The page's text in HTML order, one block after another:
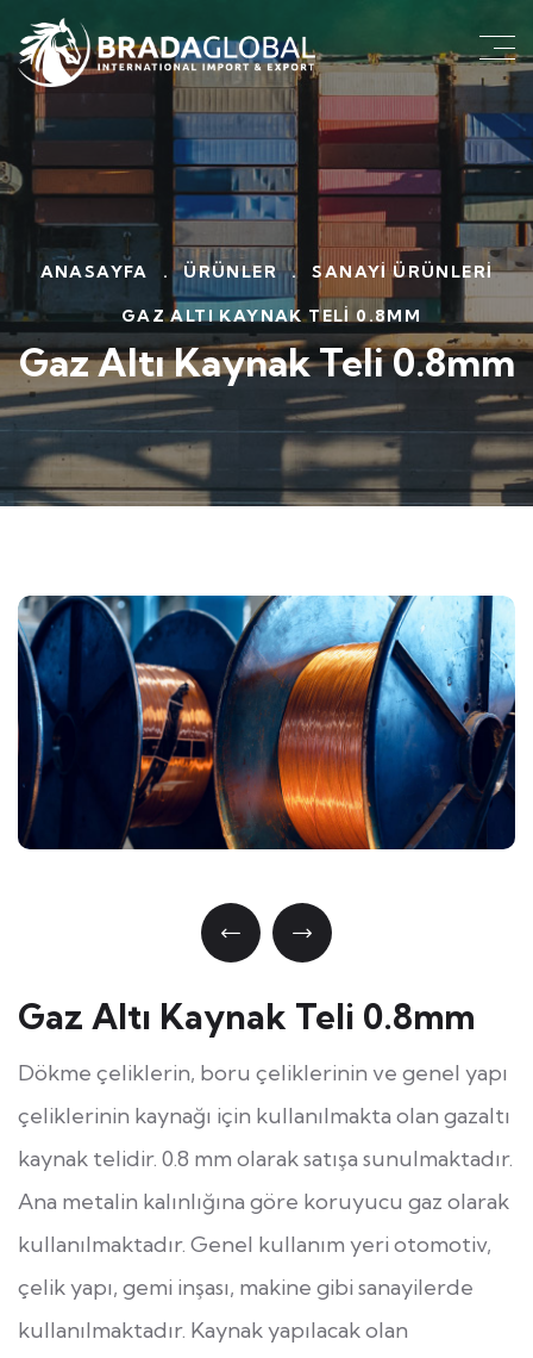
ANASAYFA . ÜRÜNLER . SANAYI ÜRÜNLERI
GAZ ALTI KAYNAK TELI 0.8MM
Gaz Altı Kaynak Teli 0.8mm
Gaz Altı Kaynak Teli 0.8mm
Dökme çeliklerin, boru çeliklerinin ve genel yapı
çeliklerinin kaynağı için kullanılmakta olan gazaltı
kaynak telidir. 0.8 mm olarak satışa sunulmaktadır.
Ana metalin kalınlığına göre koruyucu gaz olarak
kullanılmaktadır. Genel kullanım yeri otomotiv,
çelik yapı, gemi inşası, makine gibi sanayilerde
kullanılmaktadır. Kaynak yapılacak olan